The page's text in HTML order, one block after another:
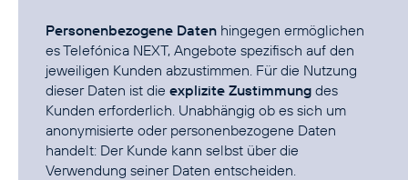
Personenbezogene Daten hingegen ermöglichen
es Telefónica NEXT, Angebote spezifisch auf den
jeweiligen Kunden abzustimmen. Für die Nutzung
dieser Daten ist die explizite Zustimmung des
Kunden erforderlich. Unabhängig ob es sich um
anonymisierte oder personenbezogene Daten
handelt: Der Kunde kann selbst über die
Verwendung seiner Daten entscheiden.